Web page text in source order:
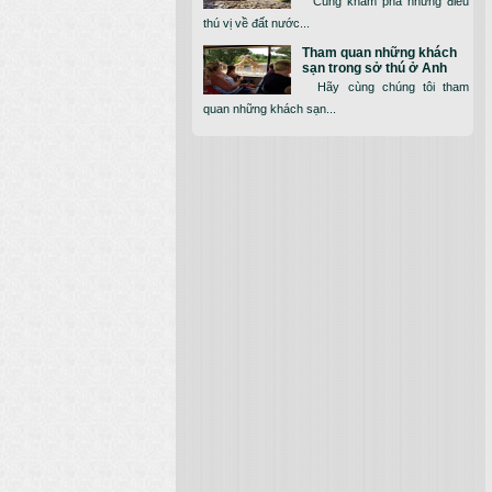
thú vị về đất nước...
Tham quan những khách
sạn trong sở thú ở Anh
Hãy cùng chúng tôi tham
quan những khách sạn...